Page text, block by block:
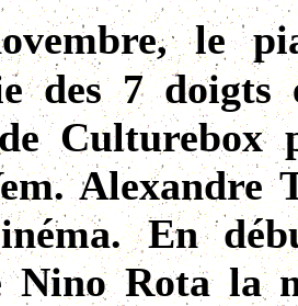
le
des 7
Culturebox
Alexandre
En
Nino Rota la